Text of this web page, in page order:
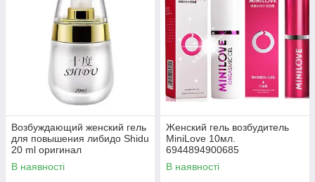
Возбуждающий женский гель
для повышения либидо Shidu
20 ml оригинал
6970232110133
В наявності
Женский гель возбудитель
MiniLove 10мл.
6944894900685
В наявності